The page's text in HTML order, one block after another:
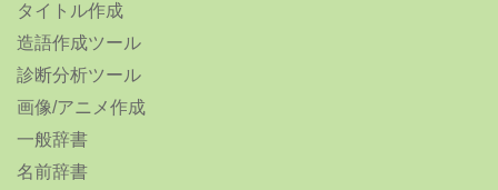
タイトル作成
造語作成ツール
診断分析ツール
画像/アニメ作成
一般辞書
名前辞書